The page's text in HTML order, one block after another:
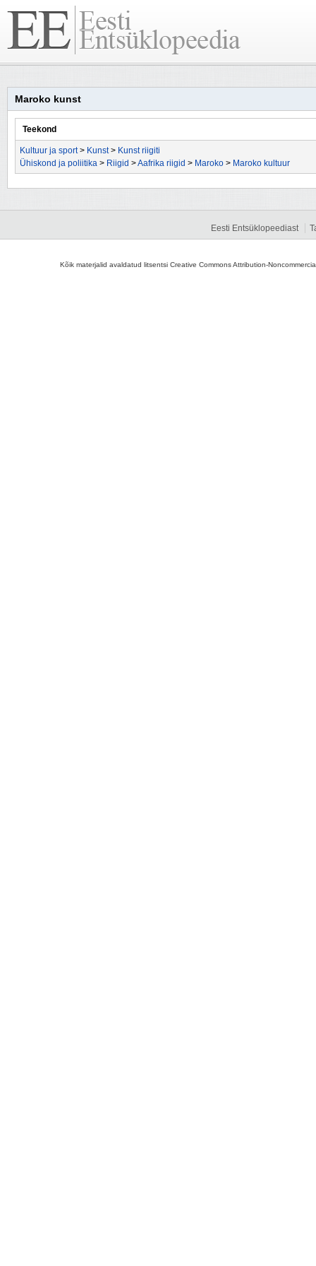
Maroko kunst
Teekond
Kultuur ja sport> Kunst> Kunst riigiti
Ühiskond ja poliitika > Riigid >Aafrika riigid > Maroko > Maroko kultuur
Eesti Entsüklopeediast
Kõik materjalid avaldatud litsentsi Creative Commons Attribution-